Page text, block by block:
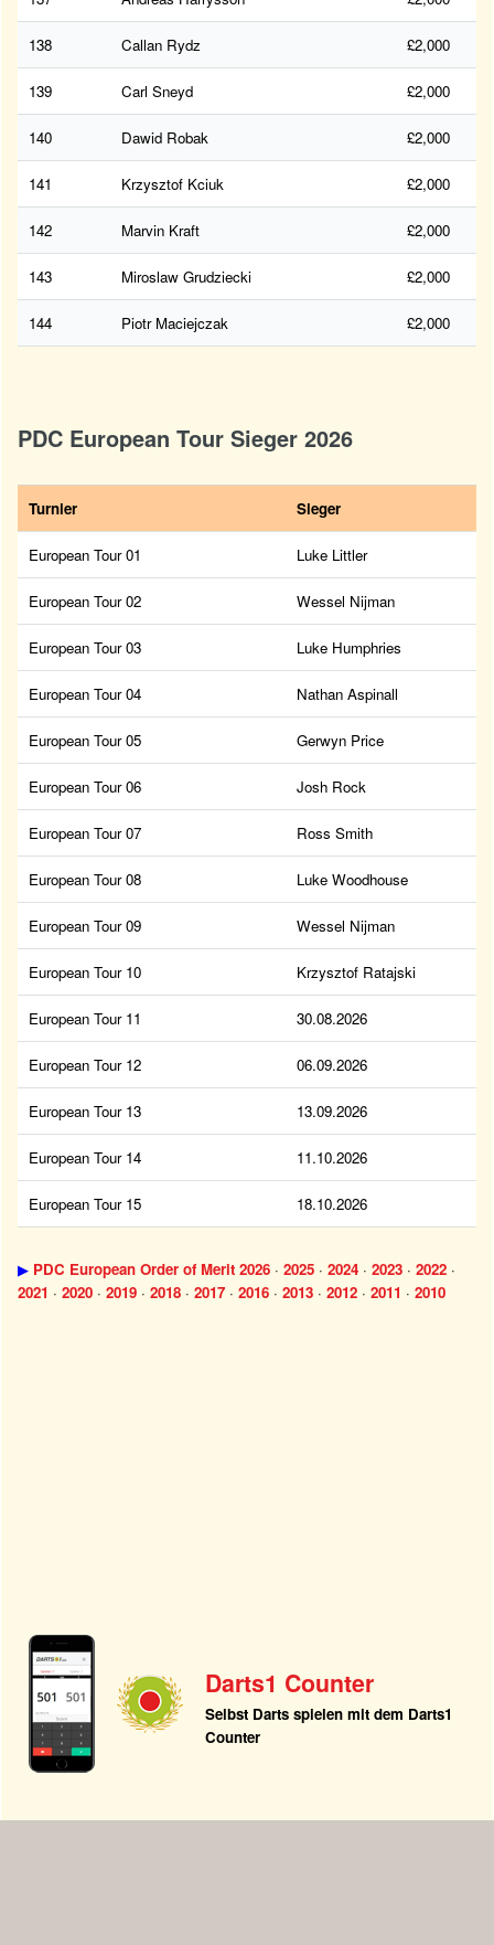
138 Callan Rydz £2,000
139 Carl Sneyd £2,000
140 Dawid Robak £2,000
141 Krzysztof Kciuk £2,000
142 Marvin Kraft £2,000
143 Miroslaw Grudziecki £2,000
144 Piotr Maciejczak £2,000
PDC European Tour Sieger 2026
Turnier Sieger
European Tour 01 Luke Littler
European Tour 02 Wessel Nijman
European Tour 03 Luke Humphries
European Tour 04 Nathan Aspinall
European Tour 05 Gerwyn Price
European Tour 06 Josh Rock
European Tour 07 Ross Smith
European Tour 08 Luke Woodhouse
European Tour 09 Wessel Nijman
European Tour 10 Krzysztof Ratajski
European Tour 11 30.08.2026
European Tour 12 06.09.2026
European Tour 13 13.09.2026
European Tour 14 11.10.2026
European Tour 15 18.10.2026
▶ PDC European Order of Merit 2026 · 2025 · 2024 · 2023 · 2022 ·
2021 · 2020 · 2019 · 2018 · 2017 · 2016 · 2013 · 2012 · 2011 · 2010
Darts1 Counter
Selbst Darts spielen mit dem Darts1
Counter